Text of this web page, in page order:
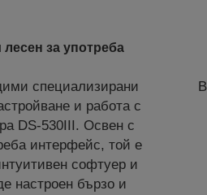
за употреба
специализирани
и работа с
DS-530III. Освен с
интерфейс, той е
софтуер и
настроен бързо и